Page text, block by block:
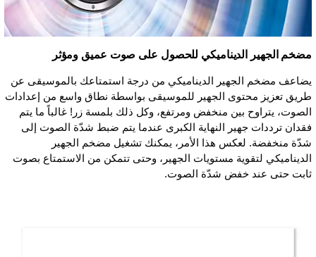
مضخم الجهير الديناميكي للحصول على صوت عميق ومؤثر
يضاعف مضخم الجهير الديناميكي من درجة استمتاعك بالموسيقى عن
طريق تعزيز محتوى الجهير للموسيقى بواسطة نطاق واسع من إعدادات
الصوت، يتراوح بين منخفض ومرتفع، وكل ذلك بلمسة زر! غالباً ما يتم
فقدان ترددات جهير النهاية الكبرى عندما يتم ضبط شدّة الصوت إلى
شدّة منخفضة. لعكس هذا الأمر، يمكنك تشغيل مضخم الجهير
الديناميكي لتقوية مستويات الجهير، وحتى تتمكن من الاستمتاع بصوت
ثابت حتى عند خفض شدّة الصوت.